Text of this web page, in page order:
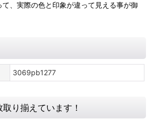
、実際の色と印象が違って見える事が御
3069pb1277
り揃えています！